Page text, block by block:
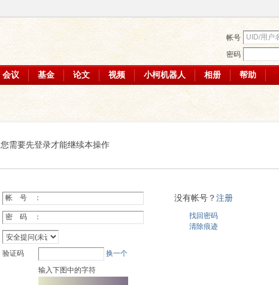
帐号
密码
会议 基金 论文 视频 小柯机器人 相册 帮助
您需要先登录才能继续本操作
帐 号 ：
密 码 ：
验证码
换一个
输入下图中的字符
没有帐号？注册
找回密码
清除痕迹